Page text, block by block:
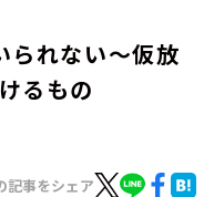
られない～仮放
るもの
記事をシェア